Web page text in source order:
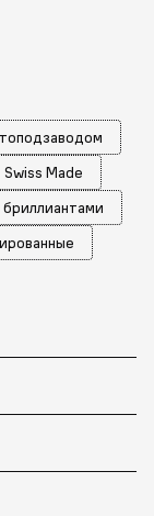
Swiss Made
бриллиантами